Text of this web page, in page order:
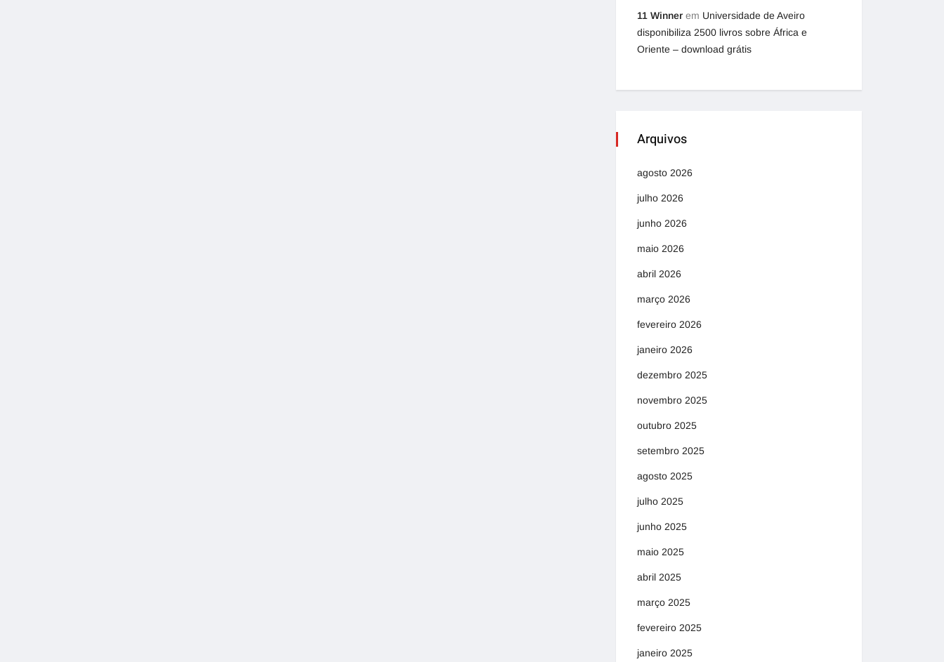
11 Winner em Universidade de Aveiro
disponibiliza 2500 livros sobre África e
Oriente – download grátis
Arquivos
agosto 2026
julho 2026
junho 2026
maio 2026
abril 2026
março 2026
fevereiro 2026
janeiro 2026
dezembro 2025
novembro 2025
outubro 2025
setembro 2025
agosto 2025
julho 2025
junho 2025
maio 2025
abril 2025
março 2025
fevereiro 2025
janeiro 2025